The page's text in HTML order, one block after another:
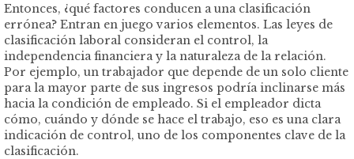
Entonces, ¿qué factores conducen a una clasificación
errónea? Entran en juego varios elementos. Las leyes de
clasificación laboral consideran el control, la
independencia financiera y la naturaleza de la relación.
Por ejemplo, un trabajador que depende de un solo cliente
para la mayor parte de sus ingresos podría inclinarse más
hacia la condición de empleado. Si el empleador dicta
cómo, cuándo y dónde se hace el trabajo, eso es una clara
indicación de control, uno de los componentes clave de la
clasificación.